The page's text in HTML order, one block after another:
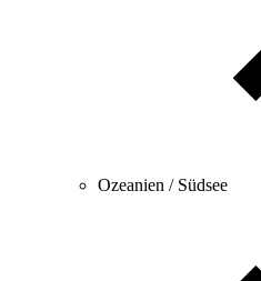
Ozeanien / Südsee